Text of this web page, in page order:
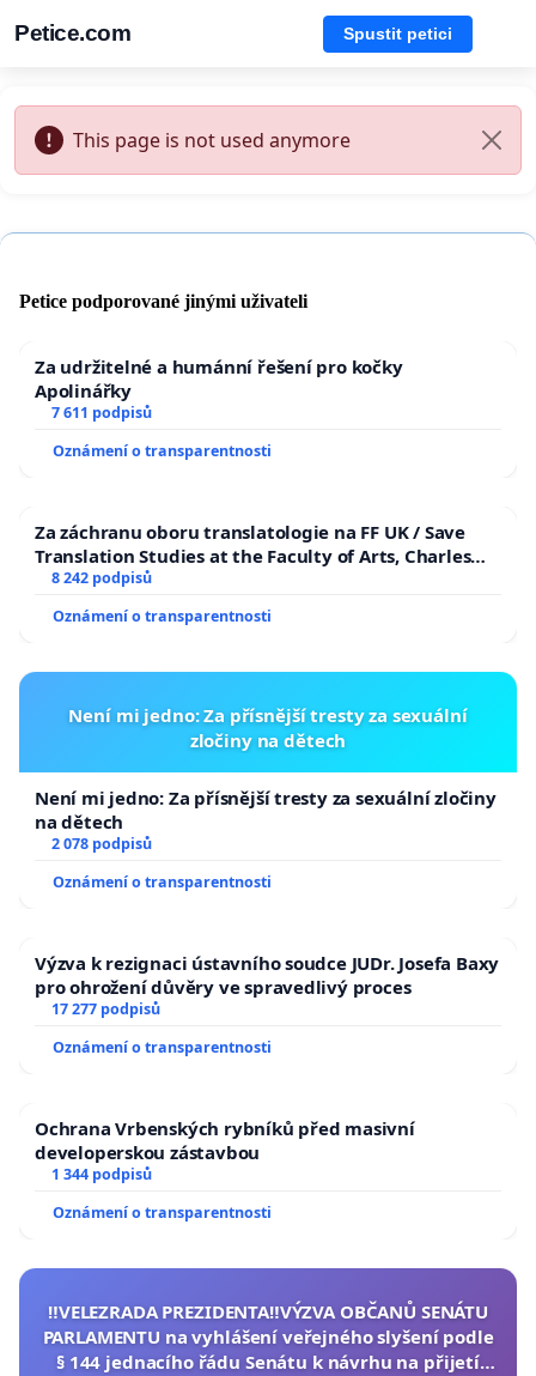
Petice.com Spustit petici
This page is not used anymore
Petice podporované jinými uživateli
Za udržitelné a humánní řešení pro kočky
Apolinářky
7 611 podpisů
Oznámení o transparentnosti
Za záchranu oboru translatologie na FF UK / Save
Translation Studies at the Faculty of Arts, Charles
University
8 242 podpisů
Oznámení o transparentnosti
Není mi jedno: Za přísnější tresty za sexuální
zločiny na dětech
Není mi jedno: Za přísnější tresty za sexuální zločiny
na dětech
2 078 podpisů
Oznámení o transparentnosti
Výzva k rezignaci ústavního soudce JUDr. Josefa Baxy
pro ohrožení důvěry ve spravedlivý proces
17 277 podpisů
Oznámení o transparentnosti
Ochrana Vrbenských rybníků před masivní
developerskou zástavbou
1 344 podpisů
Oznámení o transparentnosti
‼️VELEZRADA PREZIDENTA‼️VÝZVA OBČANŮ SENÁTU
PARLAMENTU na vyhlášení veřejného slyšení podle
§ 144 jednacího řádu Senátu k návrhu na přijetí